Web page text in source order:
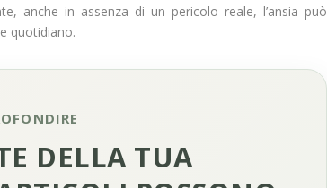
anche in assenza di un pericolo reale, l’ansia può
quotidiano.
DELLA TUA